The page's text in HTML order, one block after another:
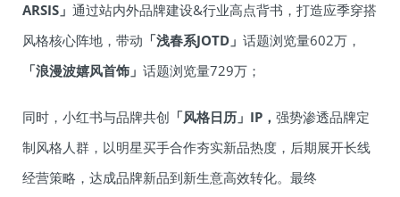
ARSIS」 通过站内外品牌建设&行业高点背书，打造应季穿搭
风格核心阵地，带动 「浅春系JOTD」 话题浏览量602万，
「浪漫波嬉风首饰」 话题浏览量729万；
同时，小红书与品牌共创 「风格日历」IP， 强势渗透品牌定
制风格人群，以明星买手合作夯实新品热度，后期展开长线
经营策略，达成品牌新品到新生意高效转化。最终